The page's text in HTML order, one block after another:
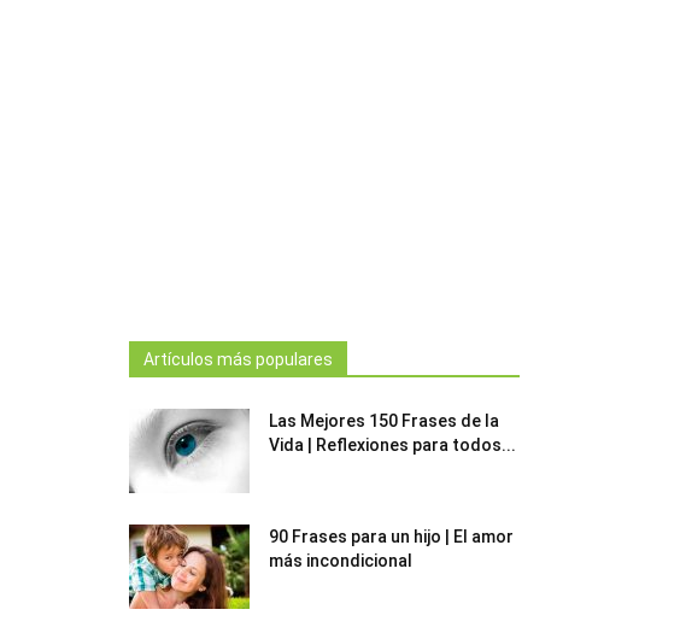
Artículos más populares
Las Mejores 150 Frases de la
Vida | Reflexiones para todos...
90 Frases para un hijo | El amor
más incondicional